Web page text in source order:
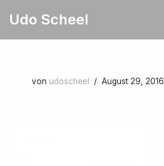
Udo Scheel
von udoscheel August 29, 2016